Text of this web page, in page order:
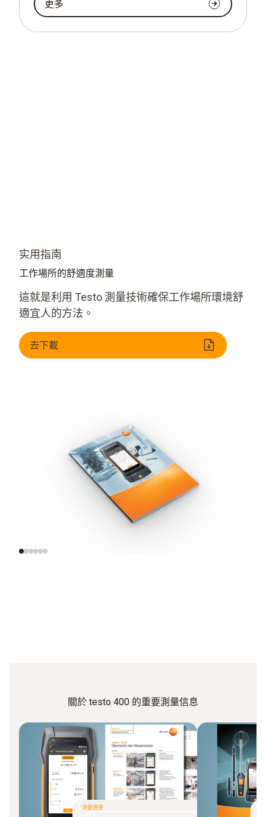
更多
实用指南
工作場所的舒適度測量
這就是利用 Testo 測量技術確保工作場所環境舒
適宜人的方法。
去下載
什麼是熱舒適度？ 使用測量技術的原因
關於 testo 400 的重要測量信息
測量選單